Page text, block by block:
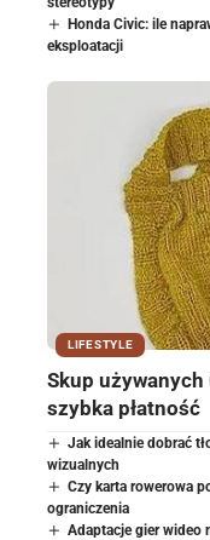
Honda Civic: ile
eksploatacji
LIFESTYLE
Skup
szybka płatność
Jak idealnie dobrać
wizualnych
Czy karta rowerowa
ograniczenia
Adaptacje gier wideo